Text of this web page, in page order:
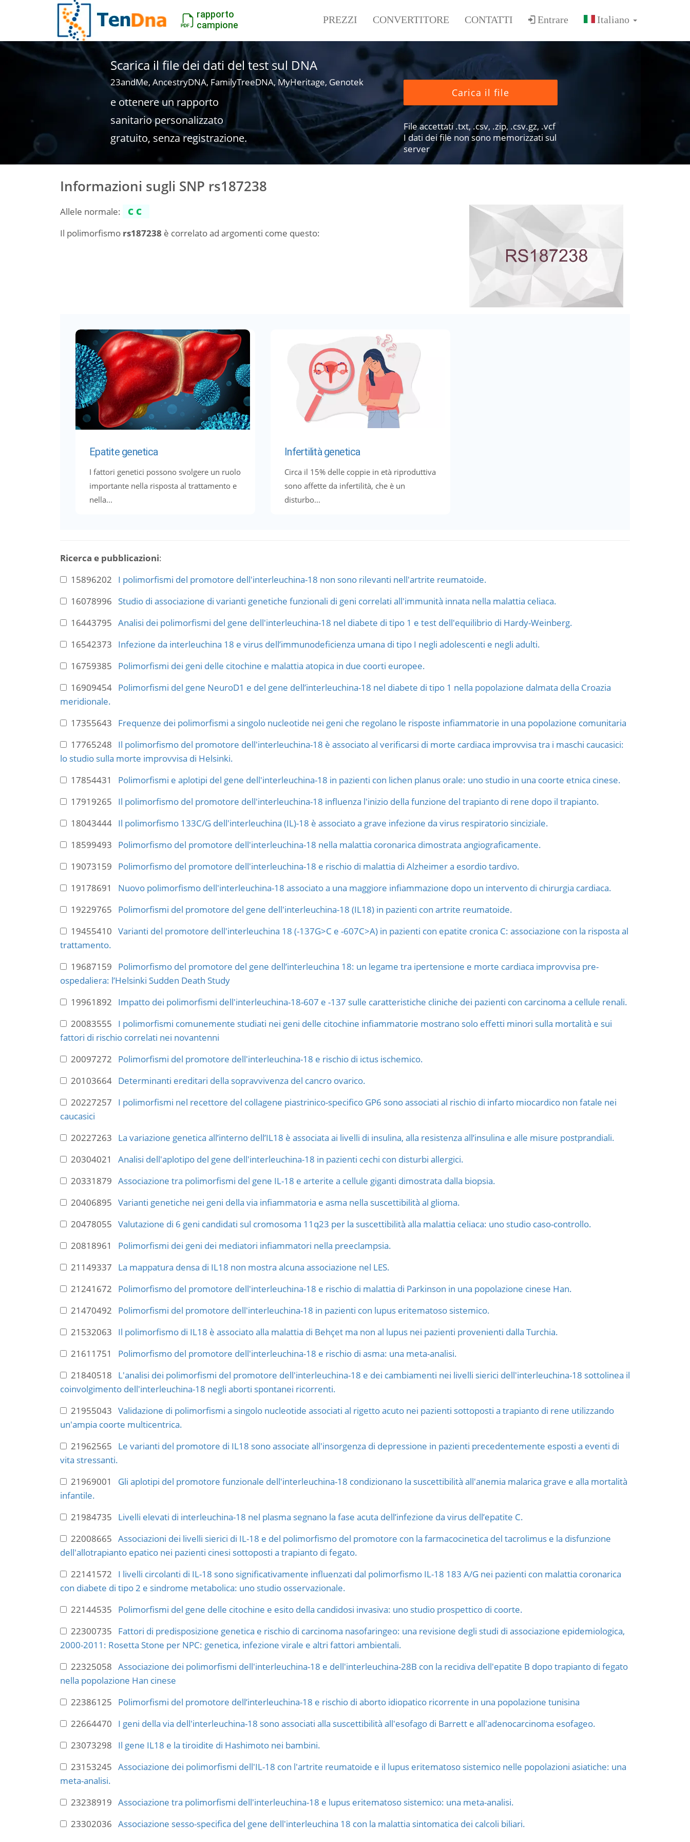
rapporto
campione
PREZZI CONVERTITORE CONTATTI Entrare
Scarica il file dei dati del test sul DNA
23andMe, AncestryDNA, FamilyTreeDNA, MyHeritage, Genotek
e ottenere un rapporto
sanitario personalizzato
gratuito, senza registrazione.
Carica il file
File accettati .txt, .csv, .zip, .csv.gz, .vcf
I dati dei file non sono memorizzati sul
server
Informazioni sugli SNP rs187238
Allele normale:
CC
Il polimorfismo rs187238 è correlato ad argomenti come questo:
Epatite genetica
I fattori genetici possono svolgere un ruolo
importante nella risposta al trattamento e
nella...
Infertilità genetica
Circa il 15% delle coppie in età riproduttiva
sono affette da infertilità, che è un
disturbo...
Ricerca e pubblicazioni:
15896202 I polimorfismi del promotore dell'interleuchina-18 non sono rilevanti nell'artrite reumatoide.
16078996 Studio di associazione di varianti genetiche funzionali di geni correlati all'immunità innata nella malattia celiaca.
16443795 Analisi dei polimorfismi del gene dell'interleuchina-18 nel diabete di tipo 1 e test dell'equilibrio di Hardy-Weinberg.
16542373 Infezione da interleuchina 18 e virus dell’immunodeficienza umana di tipo I negli adolescenti e negli adulti.
16759385 Polimorfismi dei geni delle citochine e malattia atopica in due coorti europee.
16909454 Polimorfismi del gene NeuroD1 e del gene dell’interleuchina-18 nel diabete di tipo 1 nella popolazione dalmata della Croazia
meridionale.
17355643 Frequenze dei polimorfismi a singolo nucleotide nei geni che regolano le risposte infiammatorie in una popolazione comunitaria
17765248 Il polimorfismo del promotore dell'interleuchina-18 è associato al verificarsi di morte cardiaca improvvisa tra i maschi caucasici:
lo studio sulla morte improvvisa di Helsinki.
17854431 Polimorfismi e aplotipi del gene dell'interleuchina-18 in pazienti con lichen planus orale: uno studio in una coorte etnica cinese.
17919265 Il polimorfismo del promotore dell'interleuchina-18 influenza l'inizio della funzione del trapianto di rene dopo il trapianto.
18043444 Il polimorfismo 133C/G dell'interleuchina (IL)-18 è associato a grave infezione da virus respiratorio sinciziale.
18599493 Polimorfismo del promotore dell'interleuchina-18 nella malattia coronarica dimostrata angiograficamente.
19073159 Polimorfismo del promotore dell'interleuchina-18 e rischio di malattia di Alzheimer a esordio tardivo.
19178691 Nuovo polimorfismo dell'interleuchina-18 associato a una maggiore infiammazione dopo un intervento di chirurgia cardiaca.
19229765 Polimorfismi del promotore del gene dell'interleuchina-18 (IL18) in pazienti con artrite reumatoide.
19455410 Varianti del promotore dell'interleuchina 18 (-137G>C e -607C>A) in pazienti con epatite cronica C: associazione con la risposta al
trattamento.
19687159 Polimorfismo del promotore del gene dell’interleuchina 18: un legame tra ipertensione e morte cardiaca improvvisa pre-
ospedaliera: l’Helsinki Sudden Death Study
19961892 Impatto dei polimorfismi dell'interleuchina-18-607 e -137 sulle caratteristiche cliniche dei pazienti con carcinoma a cellule renali.
20083555 I polimorfismi comunemente studiati nei geni delle citochine infiammatorie mostrano solo effetti minori sulla mortalità e sui
fattori di rischio correlati nei novantenni
20097272 Polimorfismi del promotore dell'interleuchina-18 e rischio di ictus ischemico.
20103664 Determinanti ereditari della sopravvivenza del cancro ovarico.
20227257 I polimorfismi nel recettore del collagene piastrinico-specifico GP6 sono associati al rischio di infarto miocardico non fatale nei
caucasici
20227263 La variazione genetica all’interno dell’IL18 è associata ai livelli di insulina, alla resistenza all’insulina e alle misure postprandiali.
20304021 Analisi dell'aplotipo del gene dell'interleuchina-18 in pazienti cechi con disturbi allergici.
20331879 Associazione tra polimorfismi del gene IL-18 e arterite a cellule giganti dimostrata dalla biopsia.
20406895 Varianti genetiche nei geni della via infiammatoria e asma nella suscettibilità al glioma.
20478055 Valutazione di 6 geni candidati sul cromosoma 11q23 per la suscettibilità alla malattia celiaca: uno studio caso-controllo.
20818961 Polimorfismi dei geni dei mediatori infiammatori nella preeclampsia.
21149337 La mappatura densa di IL18 non mostra alcuna associazione nel LES.
21241672 Polimorfismo del promotore dell'interleuchina-18 e rischio di malattia di Parkinson in una popolazione cinese Han.
21470492 Polimorfismi del promotore dell'interleuchina-18 in pazienti con lupus eritematoso sistemico.
21532063 Il polimorfismo di IL18 è associato alla malattia di Behçet ma non al lupus nei pazienti provenienti dalla Turchia.
21611751 Polimorfismo del promotore dell'interleuchina-18 e rischio di asma: una meta-analisi.
21840518 L'analisi dei polimorfismi del promotore dell'interleuchina-18 e dei cambiamenti nei livelli sierici dell'interleuchina-18 sottolinea il
coinvolgimento dell'interleuchina-18 negli aborti spontanei ricorrenti.
21955043 Validazione di polimorfismi a singolo nucleotide associati al rigetto acuto nei pazienti sottoposti a trapianto di rene utilizzando
un'ampia coorte multicentrica.
21962565 Le varianti del promotore di IL18 sono associate all'insorgenza di depressione in pazienti precedentemente esposti a eventi di
vita stressanti.
21969001 Gli aplotipi del promotore funzionale dell'interleuchina-18 condizionano la suscettibilità all'anemia malarica grave e alla mortalità
infantile.
21984735 Livelli elevati di interleuchina-18 nel plasma segnano la fase acuta dell’infezione da virus dell’epatite C.
22008665 Associazioni dei livelli sierici di IL-18 e del polimorfismo del promotore con la farmacocinetica del tacrolimus e la disfunzione
dell'allotrapianto epatico nei pazienti cinesi sottoposti a trapianto di fegato.
22141572 I livelli circolanti di IL-18 sono significativamente influenzati dal polimorfismo IL-18 183 A/G nei pazienti con malattia coronarica
con diabete di tipo 2 e sindrome metabolica: uno studio osservazionale.
22144535 Polimorfismi del gene delle citochine e esito della candidosi invasiva: uno studio prospettico di coorte.
22300735 Fattori di predisposizione genetica e rischio di carcinoma nasofaringeo: una revisione degli studi di associazione epidemiologica,
2000-2011: Rosetta Stone per NPC: genetica, infezione virale e altri fattori ambientali.
22325058 Associazione dei polimorfismi dell'interleuchina-18 e dell'interleuchina-28B con la recidiva dell'epatite B dopo trapianto di fegato
nella popolazione Han cinese
22386125 Polimorfismi del promotore dell’interleuchina-18 e rischio di aborto idiopatico ricorrente in una popolazione tunisina
22664470 I geni della via dell'interleuchina-18 sono associati alla suscettibilità all'esofago di Barrett e all'adenocarcinoma esofageo.
23073298 Il gene IL18 e la tiroidite di Hashimoto nei bambini.
23153245 Associazione dei polimorfismi dell'IL-18 con l'artrite reumatoide e il lupus eritematoso sistemico nelle popolazioni asiatiche: una
meta-analisi.
23238919 Associazione tra polimorfismi dell'interleuchina-18 e lupus eritematoso sistemico: una meta-analisi.
23302036 Associazione sesso-specifica del gene dell'interleuchina 18 con la malattia sintomatica dei calcoli biliari.